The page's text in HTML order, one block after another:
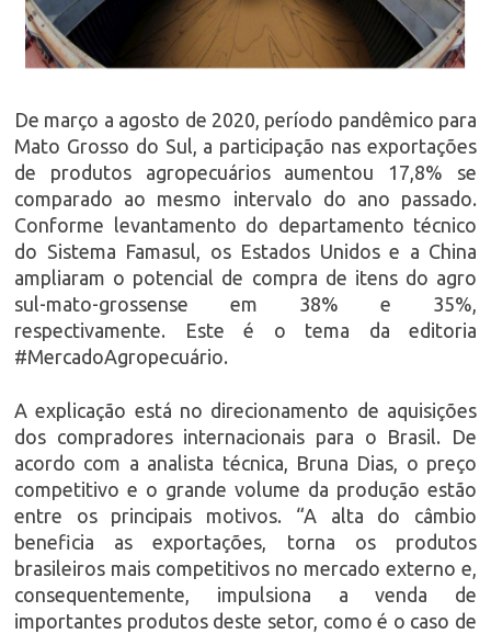
De março a agosto de 2020, período pandêmico para
Mato Grosso do Sul, a participação nas exportações
de produtos agropecuários aumentou 17,8% se
comparado ao mesmo intervalo do ano passado.
Conforme levantamento do departamento técnico
do Sistema Famasul, os Estados Unidos e a China
ampliaram o potencial de compra de itens do agro
sul-mato-grossense em 38% e 35%,
respectivamente. Este é o tema da editoria
#MercadoAgropecuário.
A explicação está no direcionamento de aquisições
dos compradores internacionais para o Brasil. De
acordo com a analista técnica, Bruna Dias, o preço
competitivo e o grande volume da produção estão
entre os principais motivos. “A alta do câmbio
beneficia as exportações, torna os produtos
brasileiros mais competitivos no mercado externo e,
consequentemente, impulsiona a venda de
importantes produtos deste setor, como é o caso de